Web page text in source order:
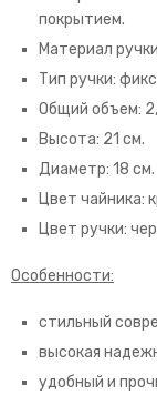
покрытием.
Материал
Тип ручки:
Общий объем:
Высота: 21 см.
Диаметр: 18 см.
Цвет чайника:
Цвет ручки:
Особенности:
стильный
высокая
удобный и